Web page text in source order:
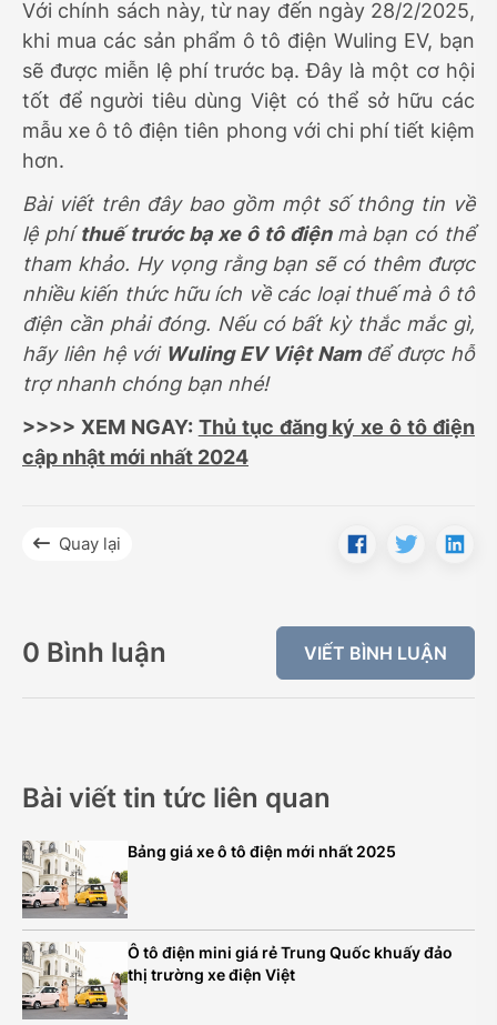
Với chính sách này, từ nay đến ngày 28/2/2025,
khi mua các sản phẩm ô tô điện Wuling EV, bạn
sẽ được miễn lệ phí trước bạ. Đây là một cơ hội
tốt để người tiêu dùng Việt có thể sở hữu các
mẫu xe ô tô điện tiên phong với chi phí tiết kiệm
hơn.
Bài viết trên đây bao gồm một số thông tin về
lệ phíthuế trước bạ xe ô tô điện mà bạn có thể
tham khảo. Hy vọng rằng bạn sẽ có thêm được
nhiều kiến thức hữu ích về các loại thuế mà ô tô
điện cần phải đóng. Nếu có bất kỳ thắc mắc gì,
hãy liên hệ với Wuling EV Việt Namđể được hỗ
trợ nhanh chóng bạn nhé!
>>>> XEM NGAY: Thủ tục đăng ký xe ô tô điện
cập nhật mới nhất 2024
Quay lại
0 Bình luận VIẾT BÌNH LUẬN
Bài viết tin tức liên quan
Bảng giá xe ô tô điện mới nhất 2025
Ô tô điện mini giá rẻ Trung Quốc khuấy đảo
thị trường xe điện Việt